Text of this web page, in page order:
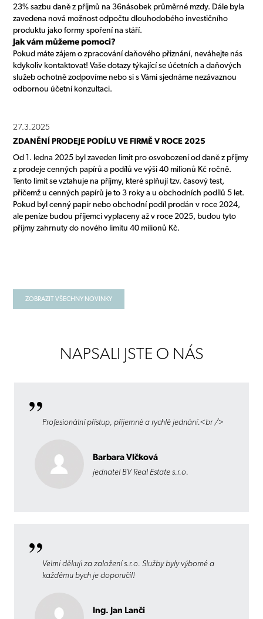
23% sazbu daně z příjmů na 36násobek průměrné mzdy. Dále byla
zavedena nová možnost odpočtu dlouhodobého investičního
produktu jako formy spoření na stáří.
Jak vám můžeme pomoci?
Pokud máte zájem o zpracování daňového přiznání, neváhejte nás
kdykoliv kontaktovat! Vaše dotazy týkající se účetních a daňových
služeb ochotně zodpovíme nebo si s Vámi sjednáme nezávaznou
odbornou účetní konzultaci.
27.3.2025
ZDANĚNÍ PRODEJE PODÍLU VE FIRMĚ V ROCE 2025
Od 1. ledna 2025 byl zaveden limit pro osvobození od daně z příjmy
z prodeje cenných papírů a podílů ve výši 40 milionů Kč ročně.
Tento limit se vztahuje na příjmy, které splňují tzv. časový test,
přičemž u cenných papírů je to 3 roky a u obchodních podílů 5 let.
Pokud byl cenný papír nebo obchodní podíl prodán v roce 2024,
ale peníze budou příjemci vyplaceny až v roce 2025, budou tyto
příjmy zahrnuty do nového limitu 40 milionů Kč.
ZOBRAZIT VŠECHNY NOVINKY
NAPSALI JSTE O NÁS
Profesionální přístup, příjemné a rychlé jednání.<br />
Barbara Vlčková
jednatel BV Real Estate s.r.o.
Velmi děkuji za založení s.r.o. Služby byly výborné a
každému bych je doporučil!
Ing. Jan Lanči